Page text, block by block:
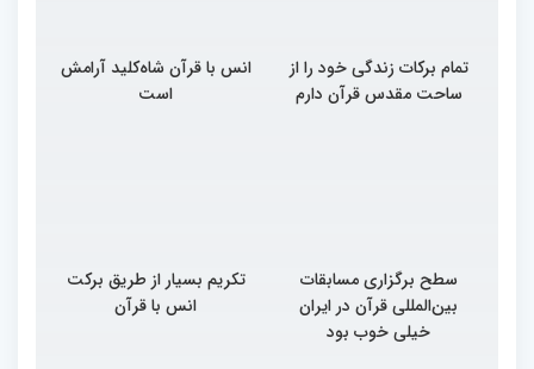
تمام برکات زندگی خود را از
ساحت مقدس قرآن دارم
انس با قرآن شاه‌کلید آرامش
است
سطح برگزاری مسابقات
بین‌المللی قرآن در ایران
خیلی خوب بود
تکریم بسیار از طریق برکت
انس با قرآن